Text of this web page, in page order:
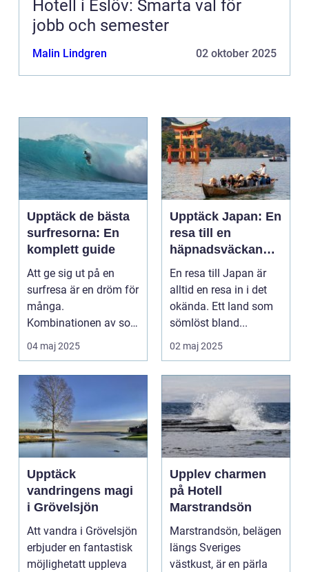
Hotell i Eslöv: Smarta val för
jobb och semester
Malin Lindgren 02 oktober 2025
Upptäck de bästa
surfresorna: En
komplett guide
Att ge sig ut på en
surfresa är en dröm för
många.
Kombinationen av sol,
...
04 maj 2025
Upptäck Japan: En
resa till en
häpnadsväckande
kultur och natur
En resa till Japan är
alltid en resa in i det
okända. Ett land som
sömlöst bland...
02 maj 2025
Upptäck
vandringens magi
i Grövelsjön
Att vandra i Grövelsjön
erbjuder en fantastisk
möjlighetatt uppleva
Upplev charmen
på Hotell
Marstrandsön
Marstrandsön, belägen
längs Sveriges
västkust, är en pärla